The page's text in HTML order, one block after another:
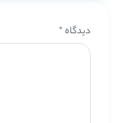
دیدگاه *